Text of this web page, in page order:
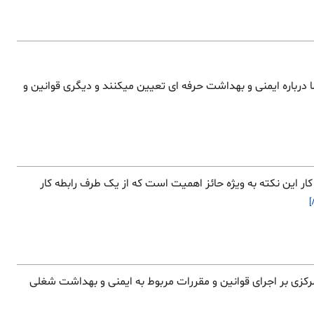
ایمنی و بهداشت حرفه ای تعیین میکنند و دیگری قوانین و
کار این نکته به ویژه حائز اهمیت است که از یک طرف رابطه کار
بر اجرای قوانین و مقررات مربوط به ایمنی و بهداشت شغلی